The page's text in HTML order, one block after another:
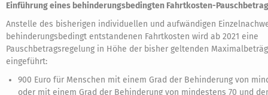
Einführung eines behinderungsbedingten Fahrtkosten-
Anstelle des bisherigen individuellen und aufwändigen
behinderungsbedingt entstandenen Fahrtkosten wird ab 2021 eine
Pauschbetragsregelung in Höhe der bisher geltenden
eingeführt:
900 Euro für Menschen mit einem Grad der Behinderung von
oder mit einem Grad der Behinderung von mindestens 70 und